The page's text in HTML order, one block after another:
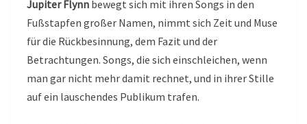
Jupiter Flynn bewegt sich mit ihren Songs in den
Fußstapfen großer Namen, nimmt sich Zeit und Muse
für die Rückbesinnung, dem Fazit und der
Betrachtungen. Songs, die sich einschleichen, wenn
man gar nicht mehr damit rechnet, und in ihrer Stille
auf ein lauschendes Publikum trafen.